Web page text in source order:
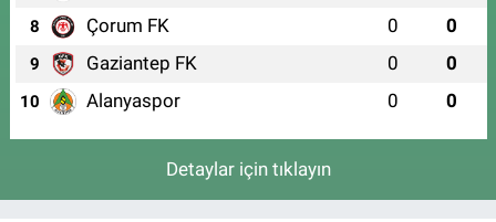
8 Çorum FK 0 0
9 Gaziantep FK 0 0
10 Alanyaspor 0 0
Detaylar için tıklayın